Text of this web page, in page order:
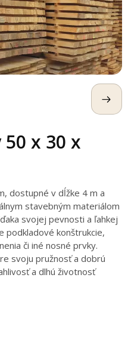
x 30 x
dostupné v dĺžke 4 m a
stavebným materiálom
svojej pevnosti a ľahkej
podkladové konštrukcie,
či iné nosné prvky.
svoju pružnosť a dobrú
a dlhú životnosť